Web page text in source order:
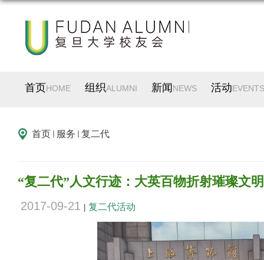
首页HOME 组织ALUMNI 新闻 NEWS 活动EVENTS
首页 服务 复二代
“复二代”人文行迹：大英百物折射璀璨文明
2017-09-21 复二代活动